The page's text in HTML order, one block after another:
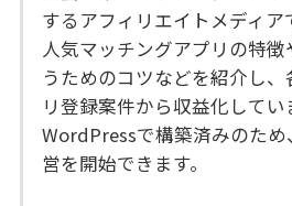
するアフィリエイトメディア
人気マッチングアプリの特
うためのコツなどを紹介し
リ登録案件から収益化してい
WordPressで構築済みのた
営を開始できます。